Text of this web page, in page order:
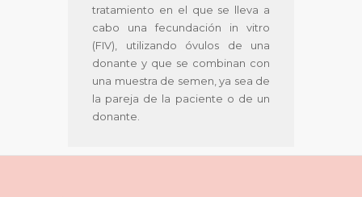
tratamiento en el que se lleva a
cabo una fecundación in vitro
(FIV), utilizando óvulos de una
donante y que se combinan con
una muestra de semen, ya sea de
la pareja de la paciente o de un
donante.